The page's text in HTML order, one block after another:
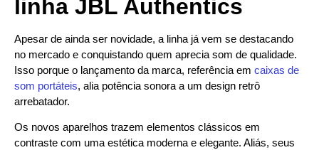
linha JBL Authentics
Apesar de ainda ser novidade, a linha já vem se destacando
no mercado e conquistando quem aprecia som de qualidade.
Isso porque o lançamento da marca, referência em caixas de
som portáteis, alia potência sonora a um design retrô
arrebatador.
Os novos aparelhos trazem elementos clássicos em
contraste com uma estética moderna e elegante. Aliás, seus